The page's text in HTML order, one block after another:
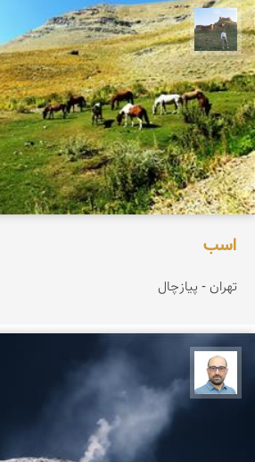
مظفر کشاورزمحمدیان
اسب
تهران - پیازچال